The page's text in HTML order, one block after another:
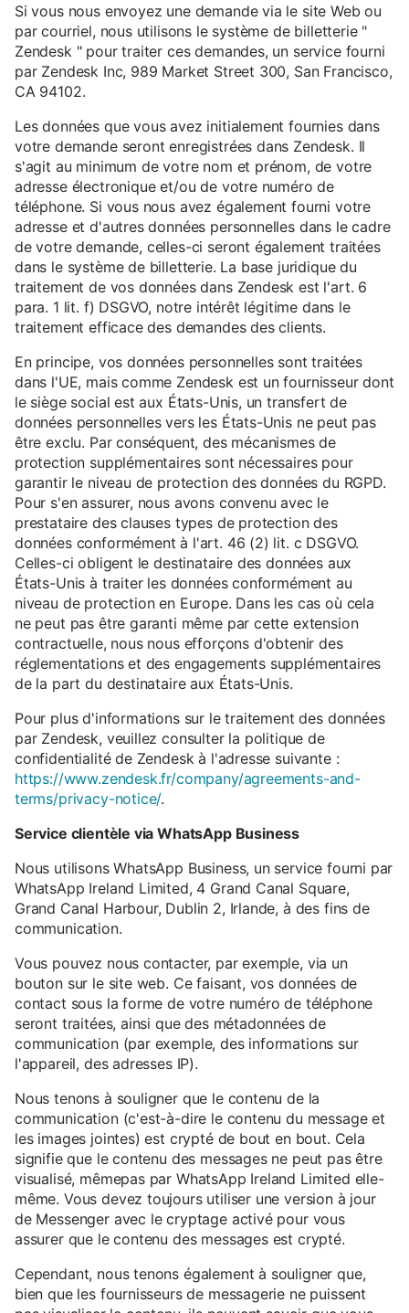
Si vous nous envoyez une demande via le site Web ou
par courriel, nous utilisons le système de billetterie "
Zendesk " pour traiter ces demandes, un service fourni
par Zendesk Inc, 989 Market Street 300, San Francisco,
CA 94102.
Les données que vous avez initialement fournies dans
votre demande seront enregistrées dans Zendesk. Il
s'agit au minimum de votre nom et prénom, de votre
adresse électronique et/ou de votre numéro de
téléphone. Si vous nous avez également fourni votre
adresse et d'autres données personnelles dans le cadre
de votre demande, celles-ci seront également traitées
dans le système de billetterie. La base juridique du
traitement de vos données dans Zendesk est l'art. 6
para. 1 lit. f) DSGVO, notre intérêt légitime dans le
traitement efficace des demandes des clients.
En principe, vos données personnelles sont traitées
dans l'UE, mais comme Zendesk est un fournisseur dont
le siège social est aux États-Unis, un transfert de
données personnelles vers les États-Unis ne peut pas
être exclu. Par conséquent, des mécanismes de
protection supplémentaires sont nécessaires pour
garantir le niveau de protection des données du RGPD.
Pour s'en assurer, nous avons convenu avec le
prestataire des clauses types de protection des
données conformément à l'art. 46 (2) lit. c DSGVO.
Celles-ci obligent le destinataire des données aux
États-Unis à traiter les données conformément au
niveau de protection en Europe. Dans les cas où cela
ne peut pas être garanti même par cette extension
contractuelle, nous nous efforçons d'obtenir des
réglementations et des engagements supplémentaires
de la part du destinataire aux États-Unis.
Pour plus d'informations sur le traitement des données
par Zendesk, veuillez consulter la politique de
confidentialité de Zendesk à l'adresse suivante :
https://www.zendesk.fr/company/agreements-and-
terms/privacy-notice/.
Service clientèle via WhatsApp Business
Nous utilisons WhatsApp Business, un service fourni par
WhatsApp Ireland Limited, 4 Grand Canal Square,
Grand Canal Harbour, Dublin 2, Irlande, à des fins de
communication.
Vous pouvez nous contacter, par exemple, via un
bouton sur le site web. Ce faisant, vos données de
contact sous la forme de votre numéro de téléphone
seront traitées, ainsi que des métadonnées de
communication (par exemple, des informations sur
l'appareil, des adresses IP).
Nous tenons à souligner que le contenu de la
communication (c'est-à-dire le contenu du message et
les images jointes) est crypté de bout en bout. Cela
signifie que le contenu des messages ne peut pas être
visualisé, mêmepas par WhatsApp Ireland Limited elle-
même. Vous devez toujours utiliser une version à jour
de Messenger avec le cryptage activé pour vous
assurer que le contenu des messages est crypté.
Cependant, nous tenons également à souligner que,
bien que les fournisseurs de messagerie ne puissent